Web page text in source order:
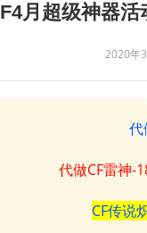
月超级神器
2020年
代
代做CF雷神-
CF传说